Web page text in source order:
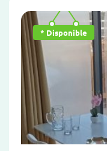
* Disponible